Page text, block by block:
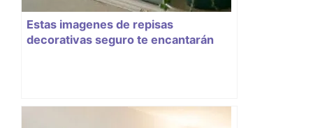
Estas imagenes de repisas
decorativas seguro te encantarán